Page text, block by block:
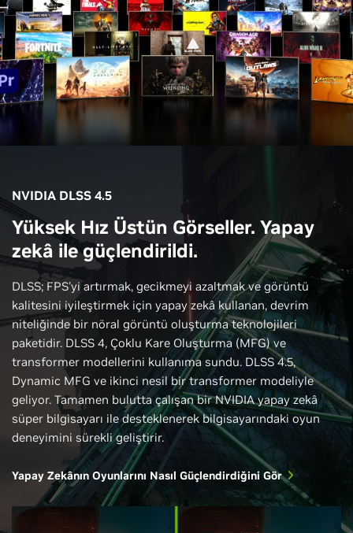
NVIDIA DLSS 4.5
Yüksek Hız Üstün Görseller. Yapay
zekâ ile güçlendirildi.
DLSS; FPS'yi artırmak, gecikmeyi azaltmak ve görüntü
kalitesini iyileştirmek için yapay zekâ kullanan, devrim
niteliğinde bir nöral görüntü oluşturma teknolojileri
paketidir. DLSS 4, Çoklu Kare Oluşturma (MFG) ve
transformer modellerini kullanıma sundu. DLSS 4.5,
Dynamic MFG ve ikinci nesil bir transformer modeliyle
geliyor. Tamamen bulutta çalışan bir NVIDIA yapay zekâ
süper bilgisayarı ile desteklenerek bilgisayarındaki oyun
deneyimini sürekli geliştirir.
Yapay Zekânın Oyunlarını Nasıl Güçlendirdiğini Gör